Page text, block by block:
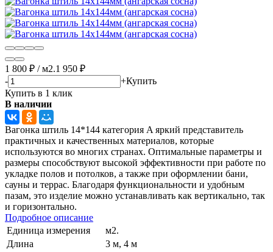
1 800 ₽ /м2.1 950 ₽
-
+Купить
Купить в 1 клик
В наличии
Вагонка штиль 14*144 категория A яркий представитель
практичных и качественных материалов, которые
используются во многих странах. Оптимальные параметры и
размеры способствуют высокой эффективности при работе по
укладке полов и потолков, а также при оформлении бани,
сауны и террас. Благодаря функциональности и удобным
пазам, это изделие можно устанавливать как вертикально, так
и горизонтально.
Подробное описание
Единица измерения
м2.
Длина
3 м, 4 м